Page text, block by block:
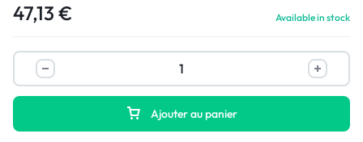
47,13 € Available in stock
Ajouter au panier